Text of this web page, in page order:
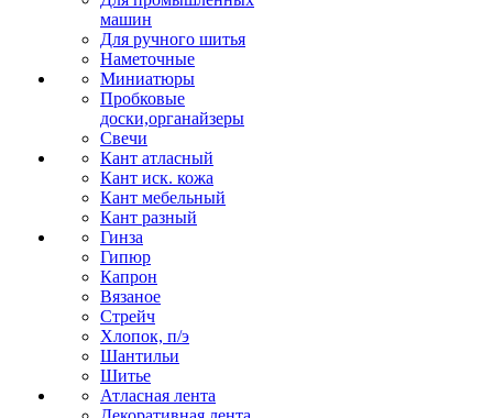
машин
Для ручного шитья
Наметочные
Миниатюры
Пробковые
доски,органайзеры
Свечи
Кант атласный
Кант иск. кожа
Кант мебельный
Кант разный
Гинза
Гипюр
Капрон
Вязаное
Стрейч
Хлопок, п/э
Шантильи
Шитье
Атласная лента